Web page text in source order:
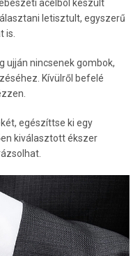
acélból készült
letisztult, egyszerű
is.
ujján nincsenek gombok,
Kívülről befelé
egészíttse ki egy
kiválasztott ékszer